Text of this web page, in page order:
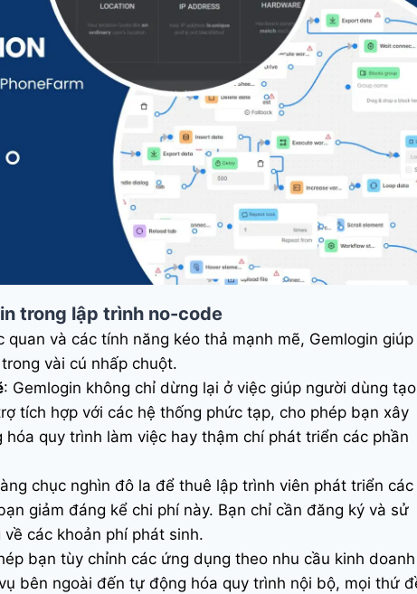
trong lập trình no-code
quan và các tính năng kéo thả mạnh mẽ, Gemlogin giúp
vài cú nhấp chuột.
: Gemlogin không chỉ dừng lại ở việc giúp người dùng
tích hợp với các hệ thống phức tạp, cho phép bạn xây
quy trình làm việc hay thậm chí phát triển các phần
chục nghìn đô la để thuê lập trình viên phát triển các
giảm đáng kể chi phí này. Bạn chỉ cần đăng ký và sử
các khoản phí phát sinh.
bạn tùy chỉnh các ứng dụng theo nhu cầu kinh doanh
bên ngoài đến tự động hóa quy trình nội bộ, mọi thứ